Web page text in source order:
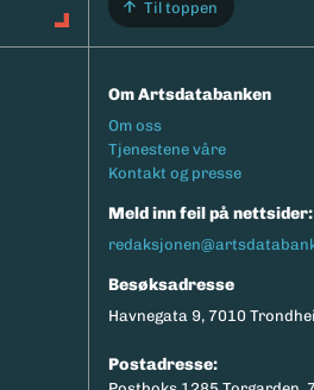
Til toppen
Om Artsdatabanken
Footermeny
Om oss
Tjenestene våre
Kontakt og presse
Meld inn feil på nettsider:
Besøksadresse
Havnegata 9, 7010
Postadresse: